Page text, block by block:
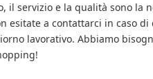
il servizio e la qualità sono la
esitate a contattarci in caso di
lavorativo. Abbiamo